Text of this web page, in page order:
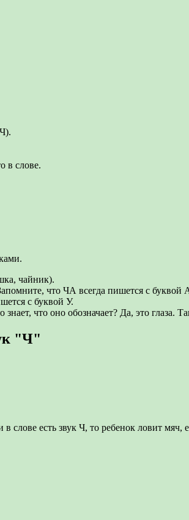
в слове.
чайник).
что ЧА всегда пишется с буквой
с буквой У.
что оно обозначает? Да, это глаза.
"Ч"
слове есть звук Ч, то ребенок ловит мяч,